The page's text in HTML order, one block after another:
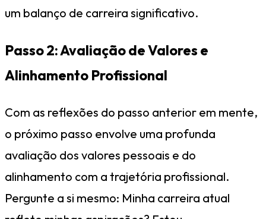
um balanço de carreira significativo.
Passo 2: Avaliação de Valores e
Alinhamento Profissional
Com as reflexões do passo anterior em mente,
o próximo passo envolve uma profunda
avaliação dos valores pessoais e do
alinhamento com a trajetória profissional.
Pergunte a si mesmo: Minha carreira atual